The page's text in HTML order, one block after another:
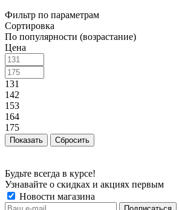
Фильтр по параметрам
Сортировка
По популярности (возрастание)
Цена
131
142
153
164
175
Сбросить
Будьте всегда в курсе!
Узнавайте о скидках и акциях первым
Новости магазина